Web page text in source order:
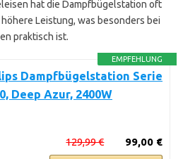
hat die Dampfbügelstation oft
Leistung, was besonders bei
praktisch ist.
EMPFEHLUNG
Dampfbügelstation Serie
Deep Azur, 2400W
99,00 €
129,99 €